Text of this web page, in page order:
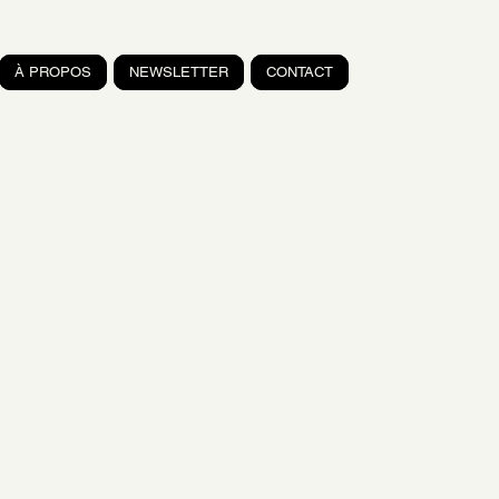
À PROPOS NEWSLETTER CONTACT